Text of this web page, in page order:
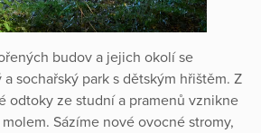
budov a jejich okolí se
sochařský park s dětským hřištěm. Z
odtoky ze studní a pramenů vznikne
Sázíme nové ovocné stromy,